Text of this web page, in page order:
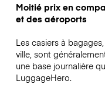
Moitié prix en
et des aéroports
Les casiers à
ville, sont
une base journalière
LuggageHero.